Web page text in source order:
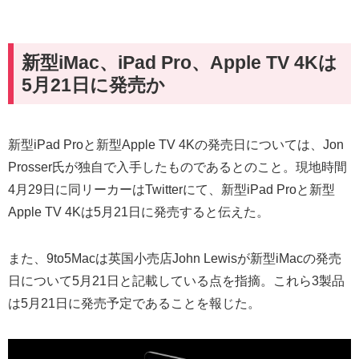
新型iMac、iPad Pro、Apple TV 4Kは
5月21日に発売か
新型iPad Proと新型Apple TV 4Kの発売日については、Jon
Prosser氏が独自で入手したものであるとのこと。現地時間
4月29日に同リーカーはTwitterにて、新型iPad Proと新型
Apple TV 4Kは5月21日に発売すると伝えた。
また、9to5Macは英国小売店John Lewisが新型iMacの発売
日について5月21日と記載している点を指摘。これら3製品
は5月21日に発売予定であることを報じた。